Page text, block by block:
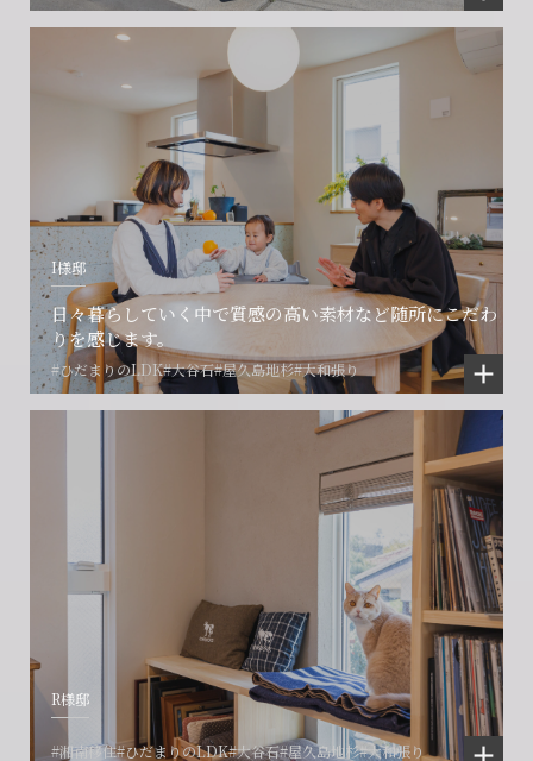
I様邸
日々暮らしていく中で質感の高い素材など随所にこだわ
りを感じます。
#ひだまりのLDK#大谷石#屋久島地杉#大和張り
R様邸
#湘南移住#ひだまりのLDK#大谷石#屋久島地杉#大和張り